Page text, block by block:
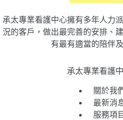
承太專業看護中心擁有多年人力
況的客戶，做出最完善的安排、
有最有適當的陪伴
承太專業看護
關於我
最新消
服務項